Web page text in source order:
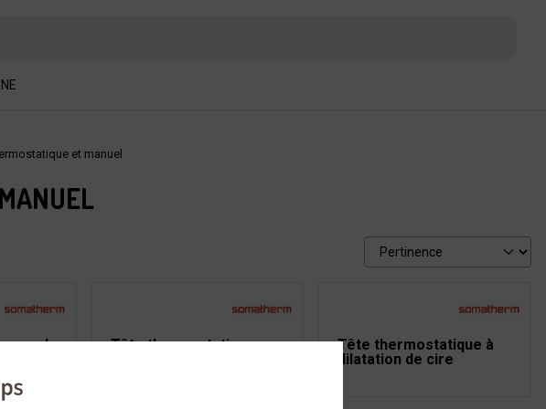
et manuel
Tête thermostatique
Tête thermostatique à
dilatation de cire